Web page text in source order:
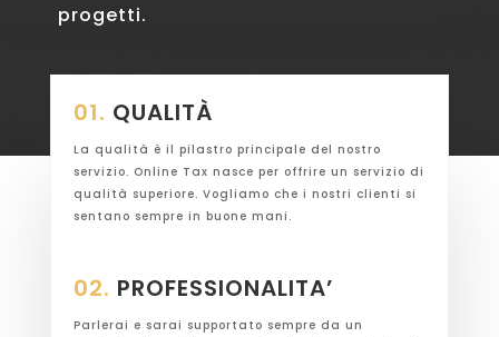
progetti.
01. QUALITÀ
La qualità è il pilastro principale del nostro
servizio. Online Tax nasce per offrire un servizio di
qualità superiore. Vogliamo che i nostri clienti si
sentano sempre in buone mani.
02. PROFESSIONALITA’
Parlerai e sarai supportato sempre da un